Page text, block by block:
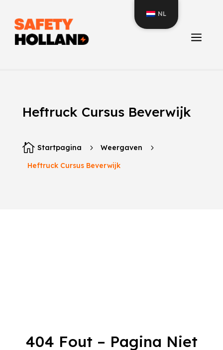
a
Heftruck Cursus Beverwijk
 Startpagina 5 Weergaven
5
Heftruck Cursus Beverwijk
404 Fout – Pagina Niet
NL